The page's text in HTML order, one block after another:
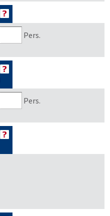
Pers.
Pers.